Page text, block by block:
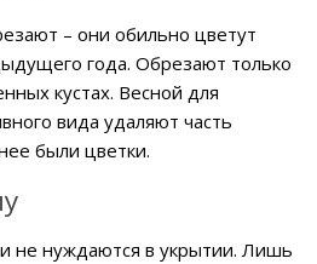
– они обильно цветут
года. Обрезают только
кустах. Весной для
вида удаляют часть
были цветки.
не нуждаются в укрытии. Лишь